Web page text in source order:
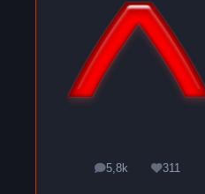
5,8k
messages311